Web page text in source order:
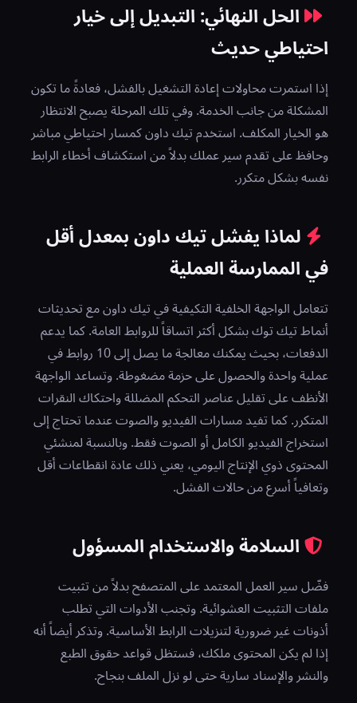
الحل النهائي: التبديل إلى خيار
احتياطي حديث
إذا استمرت محاولات إعادة التشغيل بالفشل، فعادةً ما تكون
المشكلة من جانب الخدمة. وفي تلك المرحلة يصبح الانتظار
هو الخيار المكلف. استخدم تيك داون كمسار احتياطي مباشر
وحافظ على تقدم سير عملك بدلاً من استكشاف أخطاء الرابط
نفسه بشكل متكرر.
لماذا يفشل تيك داون بمعدل أقل
في الممارسة العملية
تتعامل الواجهة الخلفية التكيفية في تيك داون مع تحديثات
أنماط تيك توك بشكل أكثر اتساقاً للروابط العامة. كما يدعم
الدفعات، بحيث يمكنك معالجة ما يصل إلى 10 روابط في
عملية واحدة والحصول على حزمة مضغوطة. وتساعد الواجهة
الأنظف على تقليل عناصر التحكم المضللة واحتكاك النقرات
المتكرر. كما تفيد مسارات الفيديو والصوت عندما تحتاج إلى
استخراج الفيديو الكامل أو الصوت فقط. وبالنسبة لمنشئي
المحتوى ذوي الإنتاج اليومي، يعني ذلك عادة انقطاعات أقل
وتعافياً أسرع من حالات الفشل.
السلامة والاستخدام المسؤول
فضّل سير العمل المعتمد على المتصفح بدلاً من تثبيت
ملفات التثبيت العشوائية. وتجنب الأدوات التي تطلب
أذونات غير ضرورية لتنزيلات الرابط الأساسية. وتذكر أيضاً أنه
إذا لم يكن المحتوى ملكك، فستظل قواعد حقوق الطبع
والنشر والإسناد سارية حتى لو نزل الملف بنجاح.